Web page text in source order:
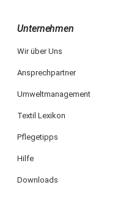
Unternehmen
Wir über Uns
Ansprechpartner
Umweltmanagement
Textil Lexikon
Pflegetipps
Hilfe
Downloads